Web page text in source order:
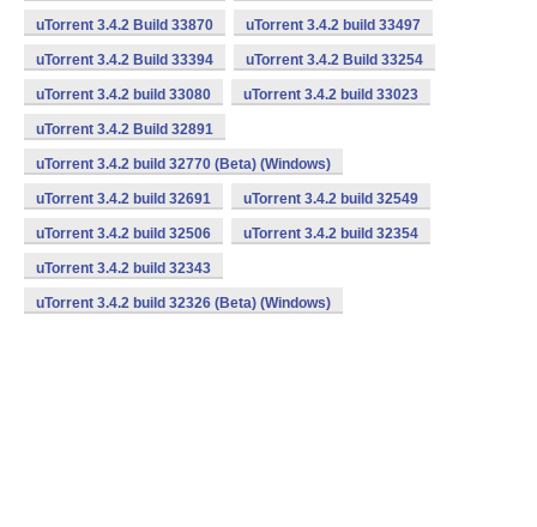
uTorrent 3.4.2 Build 33870 uTorrent 3.4.2 build 33497
uTorrent 3.4.2 Build 33394 uTorrent 3.4.2 Build 33254
uTorrent 3.4.2 build 33080 uTorrent 3.4.2 build 33023
uTorrent 3.4.2 Build 32891
uTorrent 3.4.2 build 32770 (Beta) (Windows)
uTorrent 3.4.2 build 32691 uTorrent 3.4.2 build 32549
uTorrent 3.4.2 build 32506 uTorrent 3.4.2 build 32354
uTorrent 3.4.2 build 32343
uTorrent 3.4.2 build 32326 (Beta) (Windows)